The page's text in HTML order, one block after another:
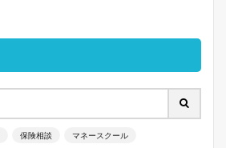
保険相談 マネースクール